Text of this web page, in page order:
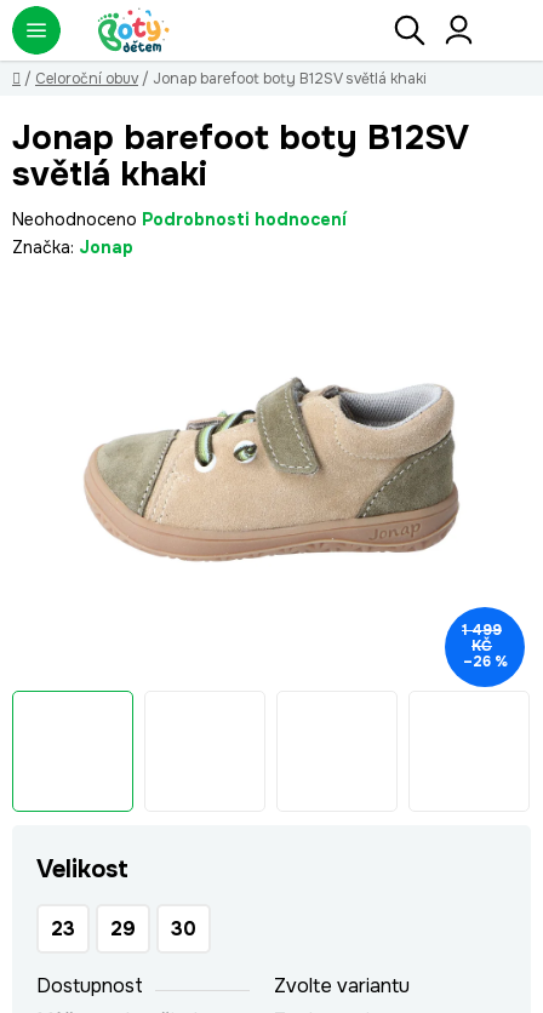
Přejít
na
obsah
Hledat
Domů
/ Celoroční obuv / Jonap barefoot boty B12SV světlá khaki
Velikost
23 29 30
Dostupnost
Zvolte variantu
Jonap barefoot boty B12SV
světlá khaki
Průměrné
hodnocení
Neohodnoceno Podrobnosti hodnocení
Značka: Jonap
1 499
KČ
–26 %